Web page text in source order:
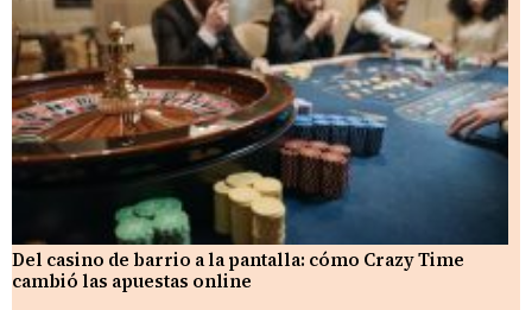
Del casino de barrio a la pantalla: cómo Crazy Time
cambió las apuestas online